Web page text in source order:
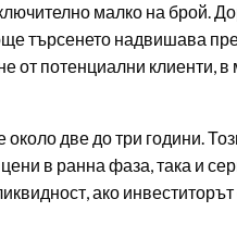
малко на брой.
търсенето надвишава
от потенциални клиенти, в
две до три години.
в ранна фаза, така и
ако